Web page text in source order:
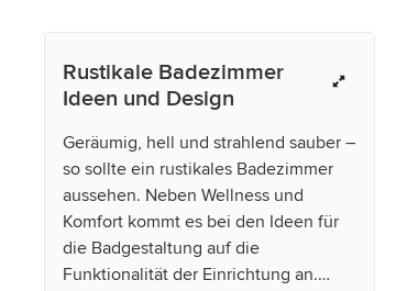
Rustikale Badezimmer
Ideen und Design
Geräumig, hell und strahlend sauber –
so sollte ein rustikales Badezimmer
aussehen. Neben Wellness und
Komfort kommt es bei den Ideen für
die Badgestaltung auf die
Funktionalität der Einrichtung an.